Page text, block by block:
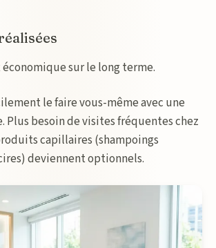
sur le long terme.
le faire vous-même avec une
Plus besoin de visites fréquentes chez
capillaires (shampoings
deviennent optionnels.